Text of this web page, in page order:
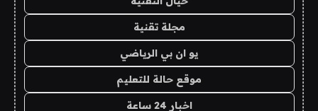
مجلة تقنية
يو ان بي الرياضي
موقع حالة للتعليم
اخبار 24 ساعة